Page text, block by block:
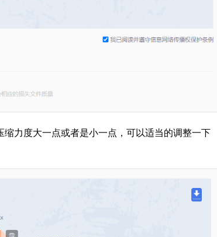
力度大一点或者是小一点，可以适当的调整一下